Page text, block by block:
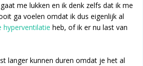
me lukken en ik denk zelfs dat ik me
ga voelen omdat ik dus eigenlijk al
hyperventilatie heb, of ik er nu last van
langer kunnen duren omdat je het al